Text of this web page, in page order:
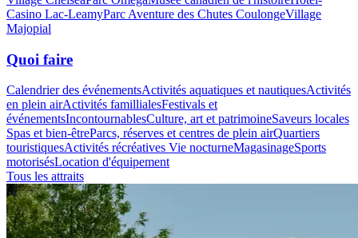
Casino Lac-LeamyParc Aventure des Chutes CoulongeVillage
Majopial
Quoi faire
Calendrier des événementsActivités aquatiques et nautiquesActivités
en plein airActivités famillialesFestivals et
événementsIncontournablesCulture, art et patrimoineSaveurs locales
Spas et bien-êtreParcs, réserves et centres de plein airQuartiers
touristiquesActivités récréatives Vie nocturneMagasinageSports
motorisésLocation d'équipement
Tous les attraits